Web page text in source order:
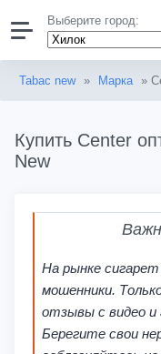
Выберите город:
Tabac new » Марка »
Купить Center
New
На рынке
мошенники.
отзывы с видео и
Берегите свои